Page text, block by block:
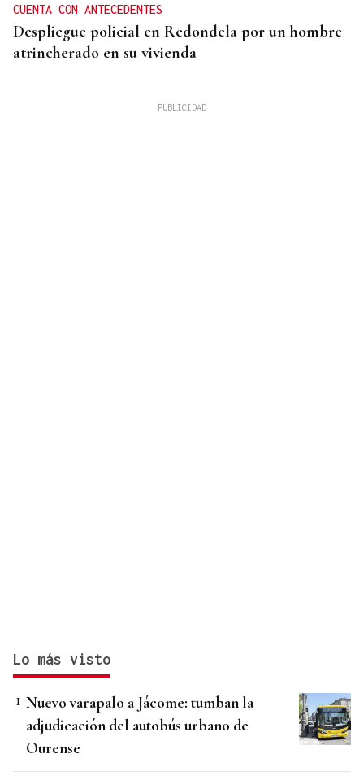
CUENTA CON ANTECEDENTES
Despliegue policial en Redondela por un hombre
atrincherado en su vivienda
Lo más visto
Nuevo varapalo a Jácome: tumban la
adjudicación del autobús urbano de
Ourense